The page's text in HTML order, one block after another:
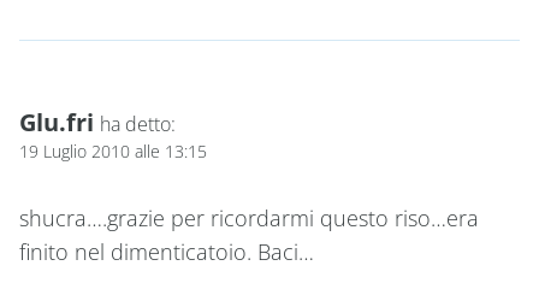
Glu.fri ha detto:
19 Luglio 2010 alle 13:15
shucra….grazie per ricordarmi questo riso…era
finito nel dimenticatoio. Baci…